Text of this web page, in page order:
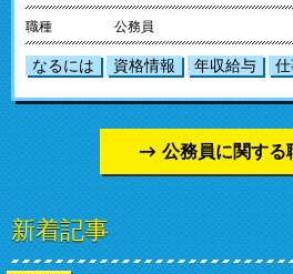
職種 公務員
なるには 資格情報 年収給与 仕
公務員に関する
新着記事